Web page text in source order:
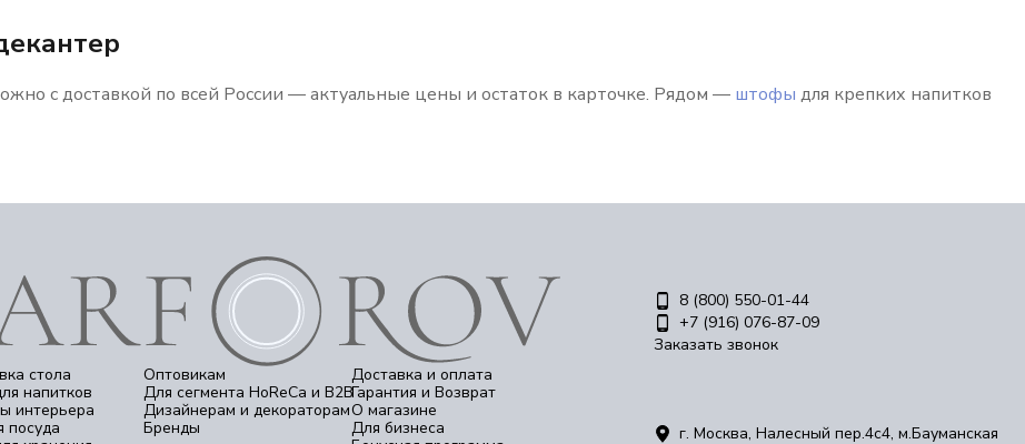
с доставкой по всей России — актуальные цены и остаток в карточке. Рядом — штофы для крепких напитков
стола
напитков
интерьера
посуда
Оптовикам
Для сегмента HoReCa и B2B
Дизайнерам и декораторам
Бренды
Доставка и оплата
Гарантия и Возврат
О магазине
Для бизнеса
8 (800) 550-01-44
+7 (916) 076-87-09
Заказать звонок
г. Москва, Налесный пер.4c4, м.Бауманская